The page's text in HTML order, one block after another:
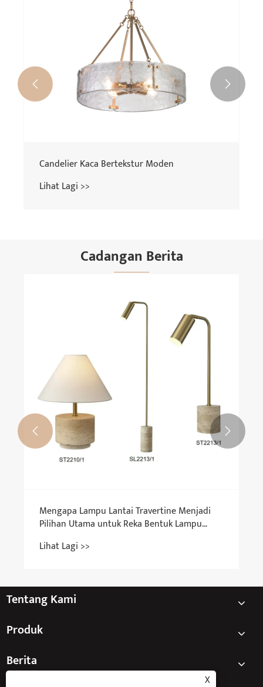
Candelier Kaca Bertekstur Moden
Lihat Lagi >>
 
Cadangan Berita
Mengapa Lampu Lantai Travertine Menjadi
Pilihan Utama untuk Reka Bentuk Lampu
Lihat Lagi >>
 
Tentang Kami
Produk
Berita
X